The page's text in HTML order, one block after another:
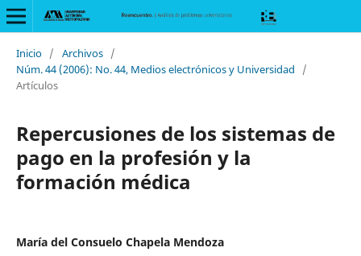
Inicio / Archivos /
Núm. 44 (2006): No. 44, Medios electrónicos y Universidad
/
Artículos
Repercusiones de los sistemas de
pago en la profesión y la
formación médica
María del Consuelo Chapela Mendoza